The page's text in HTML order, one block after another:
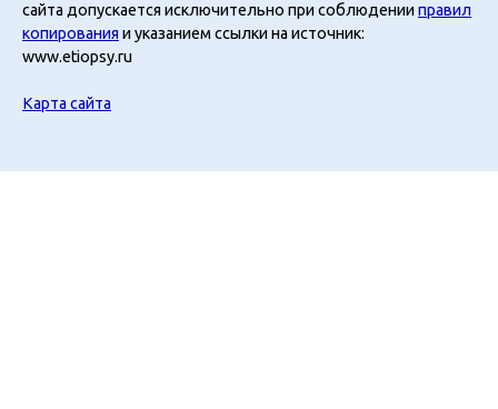
сайта допускается исключительно при соблюденииправил
копирования и указанием ссылки на источник:
www.etiopsy.ru
Карта сайта